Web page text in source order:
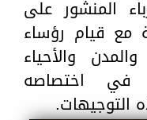
المنشور على
مع قيام رؤساء
والأحياء
في اختصاصه
التوجيهات.